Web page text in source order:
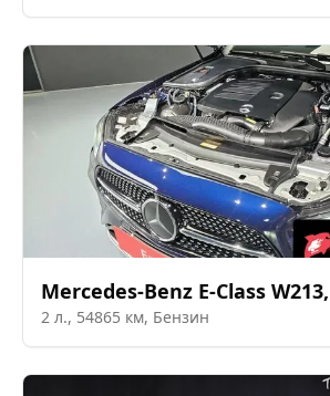
Mercedes-Benz E-Class W213,
2 л., 54865 км, Бензин